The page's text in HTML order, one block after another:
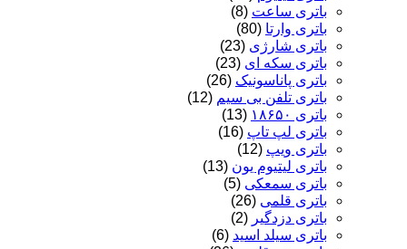
باتری ساعت (8)
باتری وارتا (80)
باتری شارژی (23)
باتری سکه ای (23)
باتری پاناسونیک (26)
باتری تلفن بی سیم (12)
باتری ۱۸۶۵۰
(13)
باتری لپ تاپ (16)
باتری ویپ (12)
باتری لیتیوم یون (13)
باتری سمعکی (5)
باتری قلمی (26)
باتری دزدگیر (2)
باتری سیلد اسید (6)